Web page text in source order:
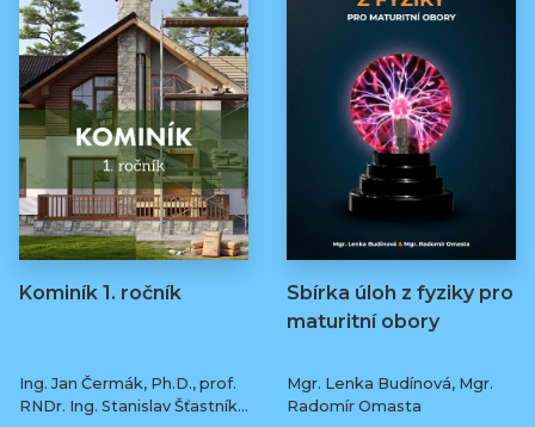
Kominík 1. ročník
Ing. Jan Čermák, Ph.D., prof.
RNDr. Ing. Stanislav Šťastník,
Sbírka úloh z fyziky pro
maturitní obory
Mgr. Lenka Budínová, Mgr.
Radomír Omasta